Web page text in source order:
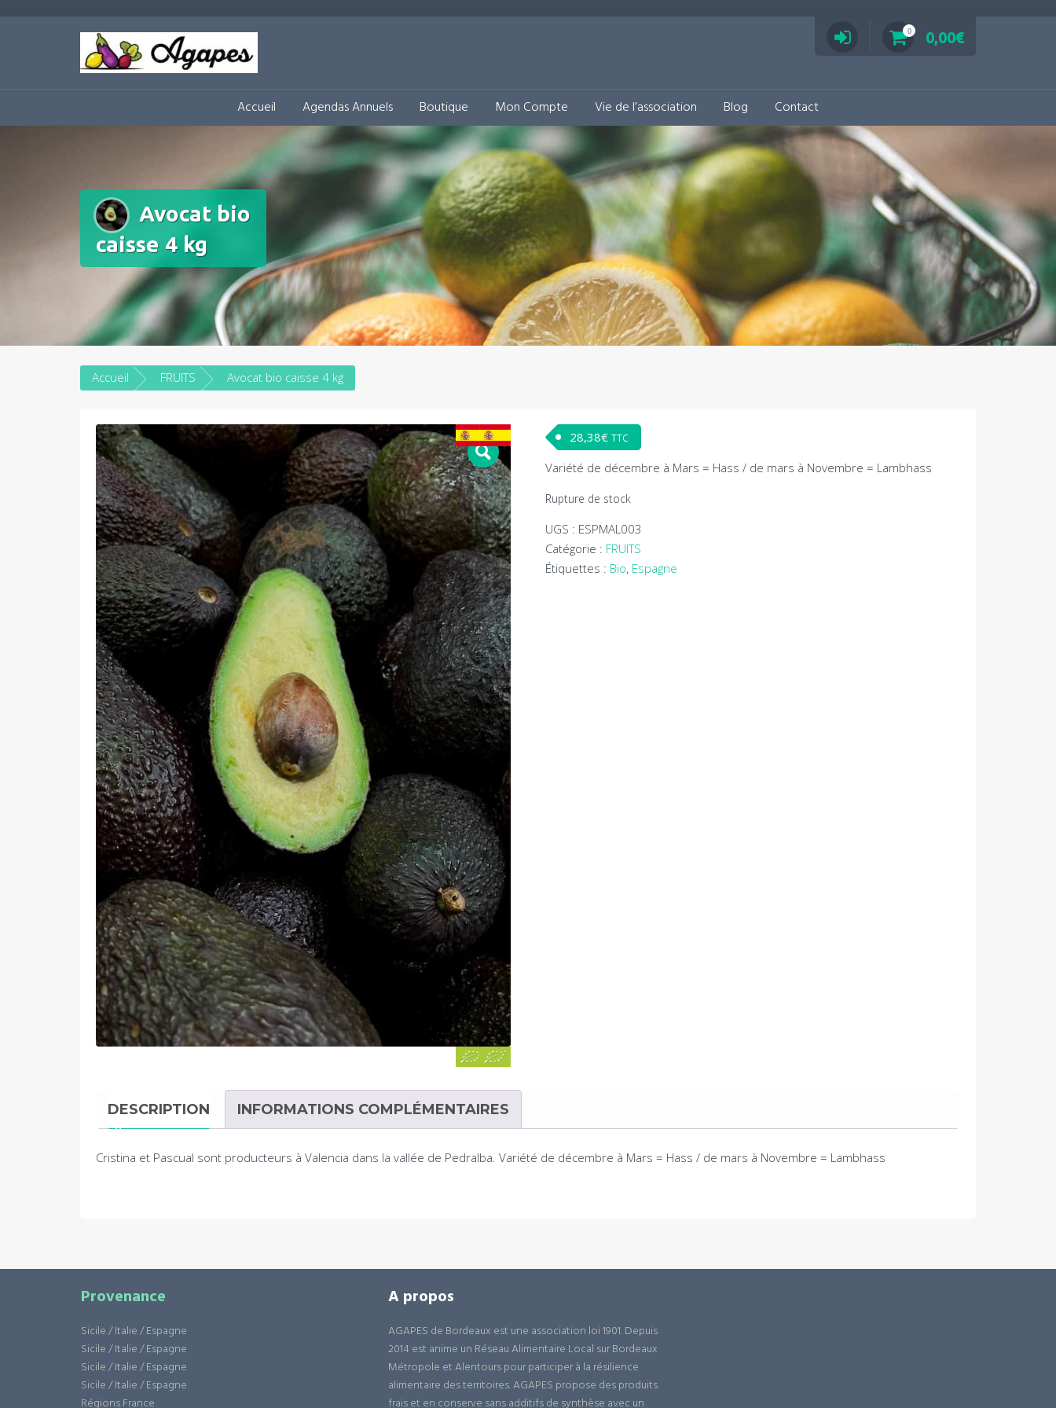
0 0,00€
Accueil Agendas Annuels Boutique Mon Compte Vie de l’association Blog Contact
Avocat bio
caisse 4 kg
Accueil FRUITS Avocat bio caisse 4 kg
28,38€ TTC
Variété de décembre à Mars = Hass / de mars à Novembre = Lambhass
Rupture de stock
UGS : ESPMAL003
Catégorie : FRUITS
Étiquettes : Bio, Espagne
DESCRIPTION INFORMATIONS COMPLÉMENTAIRES
Cristina et Pascual sont producteurs à Valencia dans la vallée de Pedralba. Variété de décembre à Mars = Hass / de mars à Novembre = Lambhass
Provenance
Sicile / Italie / Espagne
Sicile / Italie / Espagne
Sicile / Italie / Espagne
Sicile / Italie / Espagne
Régions France
A propos
AGAPES de Bordeaux est une association loi 1901. Depuis
2014 est anime un Réseau Alimentaire Local sur Bordeaux
Métropole et Alentours pour participer à la résilience
alimentaire des territoires. AGAPES propose des produits
frais et en conserve sans additifs de synthèse avec un